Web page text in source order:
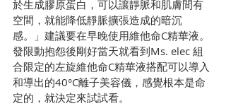
於生成膠原蛋白，可以讓靜脈和肌膚間有
空間，就能降低靜脈擴張造成的暗沉
感。」建議要在早晚使用維他命C精華液。
發限動抱怨後剛好當天就看到Ms. elec 組
合限定的左旋維他命C精華液搭配可以導入
和導出的40°C離子美容儀，感覺根本是命
定的，就決定來試試看。